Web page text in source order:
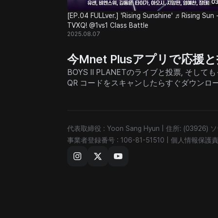
[EP.04 FULLver.] 'Rising Sunshine' ♬Rising Sun
TVXQ! @1vs1 Class Battle
2025.08.07
今Mnet Plusアプリで応援
BOYS II PLANETのライブと投票, そして
QR コードをスキャンしたらすぐダウンロ
代表取締役 : Yoon Sang Hyun
住所: (03926)
事業者登録番号 : 106-81-51510
個人情報保護